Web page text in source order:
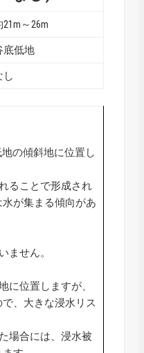
21m～26m
底低地
し
の傾斜地に位置し
ることで形成され
が集まる傾向があ
ません。
に位置しますが、
、大きな浸水リス
場合には、浸水被